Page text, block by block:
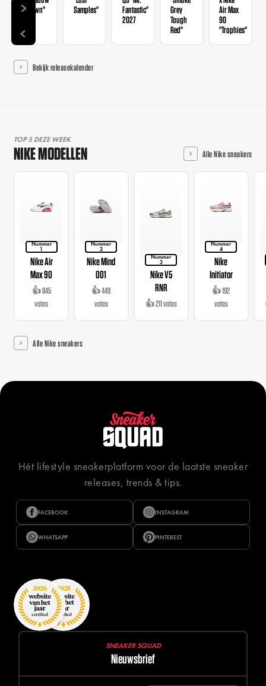
Brown"
Samples"
Fantastic"
2027
Grey
Tough
Red"
Air Max
90
"Trophies"
Bekijk releasekalender
TOP 5 DEZE WEEK
NIKE MODELLEN Alle Nike sneakers
Nummer
1
Nike Air
Max 90
👍 845
votes
Nummer
2
Nike Mind
001
👍 449
votes
Nummer
3
Nike V5
RNR
👍 211 votes
Nummer
4
Nike
Initiator
👍 192
votes
Alle Nike sneakers
Hét lifestyle sneakerplatform voor de laatste sneaker
releases, trends & tips.
FACEBOOK INSTAGRAM
WHATSAPP PINTEREST
SNEAKER SQUAD
Nieuwsbrief